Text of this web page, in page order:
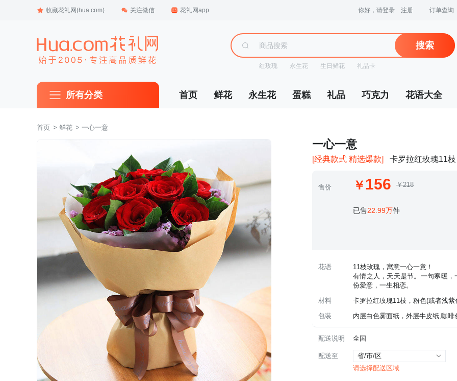
收藏花礼网(hua.com) 关注微信 花礼网app 你好，请登录 注册 订单查询
搜索
红玫瑰 永生花 生日鲜花 礼品卡
所有分类 首页 鲜花 永生花 蛋糕 礼品 巧克力 花语大全
首页 > 鲜花 > 一心一意
一心一意
[经典款式 精选爆款] 卡罗拉红玫瑰11
售价 156 ￥218
已售22.99万件
花语
11枝玫瑰，寓意一心一意！
有情之人，天天是节。一句寒暖
份爱意，一生相恋。
材料
卡罗拉红玫瑰11枝，粉色(或者浅
包装
内层白色雾面纸，外层牛皮纸,咖啡
配送说明 全国
配送至
省/市/区
请选择配送区域